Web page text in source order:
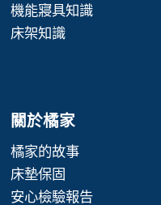
機能寢具知識
床架知識
關於橘家
橘家的故事
床墊保固
安心檢驗報告